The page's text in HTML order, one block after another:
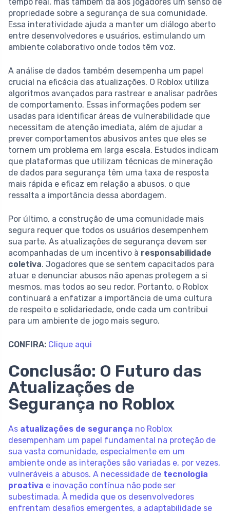
tempo real, mas também dá aos jogadores um senso de
propriedade sobre a segurança de sua comunidade.
Essa interatividade ajuda a manter um diálogo aberto
entre desenvolvedores e usuários, estimulando um
ambiente colaborativo onde todos têm voz.
A análise de dados também desempenha um papel
crucial na eficácia das atualizações. O Roblox utiliza
algoritmos avançados para rastrear e analisar padrões
de comportamento. Essas informações podem ser
usadas para identificar áreas de vulnerabilidade que
necessitam de atenção imediata, além de ajudar a
prever comportamentos abusivos antes que eles se
tornem um problema em larga escala. Estudos indicam
que plataformas que utilizam técnicas de mineração
de dados para segurança têm uma taxa de resposta
mais rápida e eficaz em relação a abusos, o que
ressalta a importância dessa abordagem.
Por último, a construção de uma comunidade mais
segura requer que todos os usuários desempenhem
sua parte. As atualizações de segurança devem ser
acompanhadas de um incentivo à responsabilidade
coletiva. Jogadores que se sentem capacitados para
atuar e denunciar abusos não apenas protegem a si
mesmos, mas todos ao seu redor. Portanto, o Roblox
continuará a enfatizar a importância de uma cultura
de respeito e solidariedade, onde cada um contribui
para um ambiente de jogo mais seguro.
CONFIRA: Clique aqui
Conclusão: O Futuro das
Atualizações de
Segurança no Roblox
As atualizações de segurança no Roblox
desempenham um papel fundamental na proteção de
sua vasta comunidade, especialmente em um
ambiente onde as interações são variadas e, por vezes,
vulneráveis a abusos. A necessidade de tecnologia
proativa e inovação contínua não pode ser
subestimada. À medida que os desenvolvedores
enfrentam desafios emergentes, a adaptabilidade se